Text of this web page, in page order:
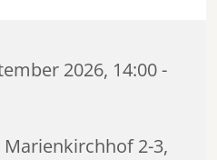
2026, 14:00 -
2-3,